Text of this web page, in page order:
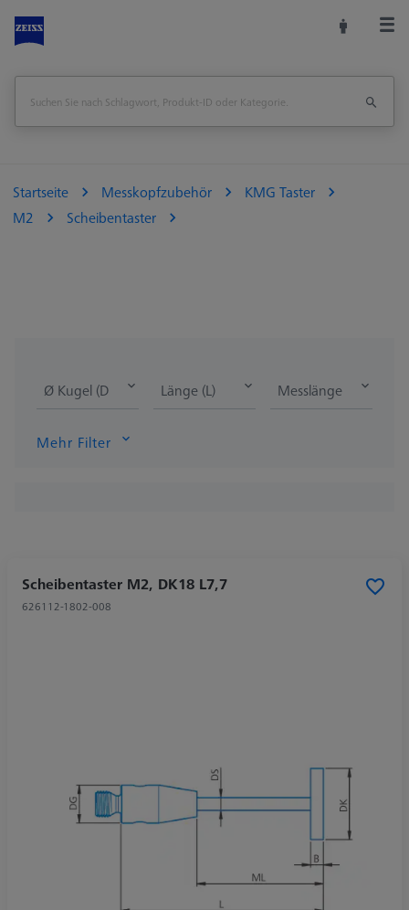
Startseite Messkopfzubehör
KMG Taster
M2
Scheibentaster
Ø Kugel (DK) Länge (L) Messlänge (ML)
Mehr Filter
Scheibentaster M2, DK18 L7,7
626112-1802-008